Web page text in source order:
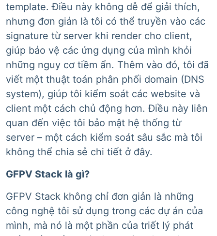
template. Điều này không dễ để giải thích,
nhưng đơn giản là tôi có thể truyền vào các
signature từ server khi render cho client,
giúp bảo vệ các ứng dụng của mình khỏi
những nguy cơ tiềm ẩn. Thêm vào đó, tôi đã
viết một thuật toán phân phối domain (DNS
system), giúp tôi kiểm soát các website và
client một cách chủ động hơn. Điều này liên
quan đến việc tôi bảo mật hệ thống từ
server – một cách kiểm soát sâu sắc mà tôi
không thể chia sẻ chi tiết ở đây.
GFPV Stack là gì?
GFPV Stack không chỉ đơn giản là những
công nghệ tôi sử dụng trong các dự án của
mình, mà nó là một phần của triết lý phát